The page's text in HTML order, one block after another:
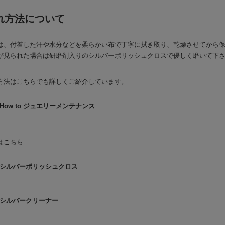
方法について
、付着した汗や水分などを柔らかい布で丁寧に拭き取り、乾燥させてから保
見られた場合は研磨剤入りのシルバーポリッシュクロスで優しく磨いて下さ
法はこちらでも詳しくご紹介しています。
How to ジュエリーメンテナンス
こちら
シルバーポリッシュクロス
シルバークリーナー